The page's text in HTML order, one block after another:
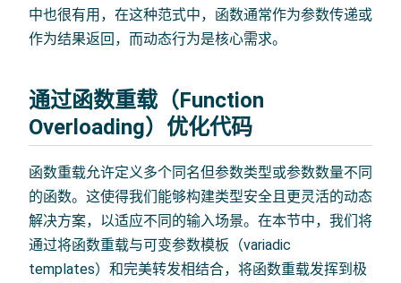
中也很有用，在这种范式中，函数通常作为参数传递或
作为结果返回，而动态行为是核心需求。
通过函数重载（Function
Overloading）优化代码
函数重载允许定义多个同名但参数类型或参数数量不同
的函数。这使得我们能够构建类型安全且更灵活的动态
解决方案，以适应不同的输入场景。在本节中，我们将
通过将函数重载与可变参数模板（variadic
templates）和完美转发相结合，将函数重载发挥到极